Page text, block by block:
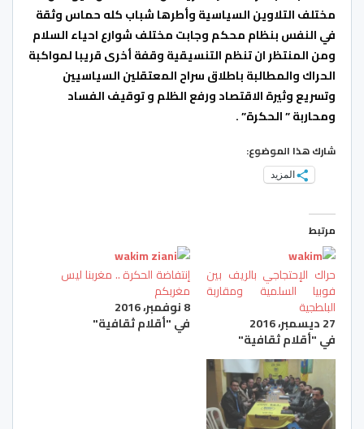
مختلف التلاوين السياسية وأطرها شباب كله حماس وثقة
في النفس بنظام محكم وجابت مختلف شوارع احياء السلام
ومن المنتظر ان تنظم التنسيقية وقفة أخرى قريبا لمواكبة
الحراك والمطالبة باطلاق سراح المعتقلين السياسيين
وتسريع وثيرة الاقتصاد ورفع الظلم و توقيف الفساد
ومحاربة ” الحكرة” .
شارك هذا الموضوع:
المزيد
مرتبط
حراك الإحتجاجي بالريف بين
فوبيا السلمية ومقاربة
البلطجية
27 ديسمبر، 2016
في "أقلام ثقافية"
إنتفاضة الحكرة .. مغربنا ليس
مغربكم
8 نوفمبر، 2016
في "أقلام ثقافية"